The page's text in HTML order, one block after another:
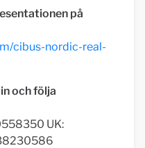
på
cibus-nordic-real-
och följa
UK: